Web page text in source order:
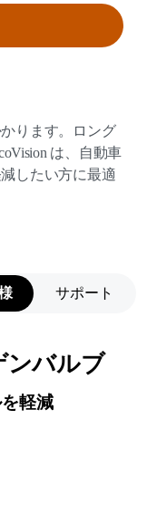
ります。ロング
は、自動車
したい方に最適
サポート
ンバルブ
軽減